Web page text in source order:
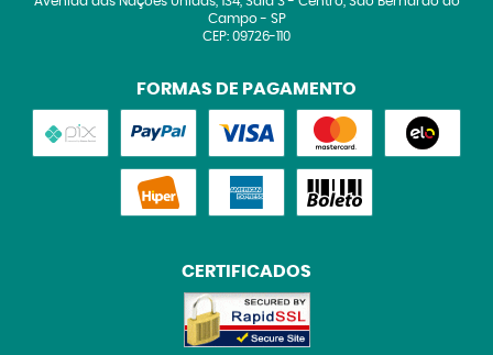
Campo- SP
CEP: 09726-110
FORMAS DE PAGAMENTO
CERTIFICADOS